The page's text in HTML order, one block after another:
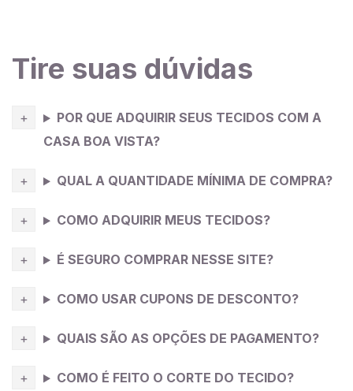
Tire suas dúvidas
POR QUE ADQUIRIR SEUS TECIDOS COM A
CASA BOA VISTA?
QUAL A QUANTIDADE MÍNIMA DE COMPRA?
COMO ADQUIRIR MEUS TECIDOS?
É SEGURO COMPRAR NESSE SITE?
COMO USAR CUPONS DE DESCONTO?
QUAIS SÃO AS OPÇÕES DE PAGAMENTO?
COMO É FEITO O CORTE DO TECIDO?